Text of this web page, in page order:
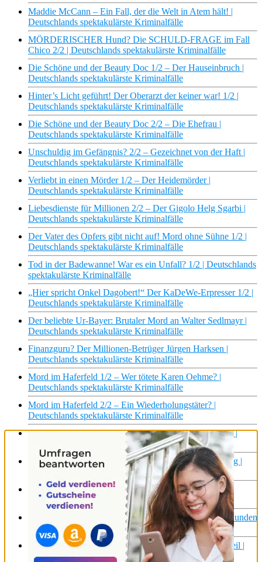
Maddie McCann – Ein Fall, der die Welt in Atem hält! |
Deutschlands spektakulärste Kriminalfälle
MÖRDERISCHER Hund? Die SCHULD-FRAGE im Fall
Chico 2/2 | Deutschlands spektakulärste Kriminalfälle
Die Schöne und der Beauty Doc 1/2 – Der Hauseinbruch |
Deutschlands spektakulärste Kriminalfälle
Hinter’s Licht geführt! Der Oberarzt der keiner war! 1/2 |
Deutschlands spektakulärste Kriminalfälle
Die Schöne und der Beauty Doc 2/2 – Die Ehefrau |
Deutschlands spektakulärste Kriminalfälle
Unschuldig im Gefängnis? 2/2 – Gezeichnet von der Haft |
Deutschlands spektakulärste Kriminalfälle
Verliebt in einen Mörder 1/2 – Der Heidemörder |
Deutschlands spektakulärste Kriminalfälle
Liebesdienste für Millionen 2/2 – Der Gigolo Helg Sgarbi |
Deutschlands spektakulärste Kriminalfälle
Der Vater des Opfers gibt nicht auf! Mord ohne Sühne 1/2 |
Deutschlands spektakulärste Kriminalfälle
Tod in der Badewanne! War es ein Unfall? 1/2 | Deutschlands
spektakulärste Kriminalfälle
„Hier spricht Onkel Dagobert!“ Der KaDeWe-Erpresser 1/2 |
Deutschlands spektakulärste Kriminalfälle
Der beliebte Ur-Bayer: Brutaler Mord an Walter Sedlmayr |
Deutschlands spektakulärste Kriminalfälle
Finanzguru? Der Millionen-Betrüger Jürgen Harksen |
Deutschlands spektakulärste Kriminalfälle
Mord im Haferfeld 1/2 – Wer tötete Karen Oehme? |
Deutschlands spektakulärste Kriminalfälle
Mord im Haferfeld 2/2 – Ein Wiederholungstäter? |
Deutschlands spektakulärste Kriminalfälle
Unschuldig hinter Gittern? 1/2 – Tod nach Schützenfest |
Deutschlands spektakulärste Kriminalfälle
Ein Land sucht einen Mörder 1/2 – Flucht nach Freigang |
Deutschlands spektakulärste Kriminalfälle
Ein Land sucht einen Mörder 2/2 – Falsche Fährten |
Deutschlands spektakulärste Kriminalfälle
Monika Weimar – Mutter und Mörderin? 1/2 – Verschwunden
| Deutschlands spektakulärste Kriminalfälle
Monika Weimar – Mutter und Mörderin? 2/2 – Das Urteil |
Deutschlands spektakulärste Kriminalfälle